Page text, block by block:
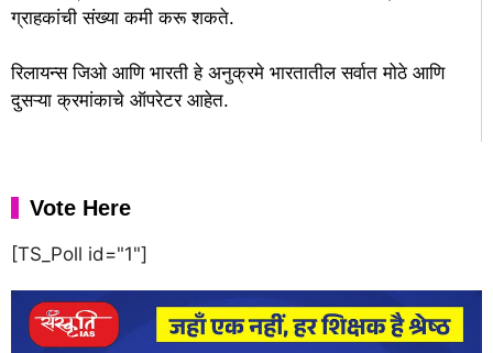
ग्राहकांची संख्या कमी करू शकते.
रिलायन्स जिओ आणि भारती हे अनुक्रमे भारतातील सर्वात मोठे आणि
दुसऱ्या क्रमांकाचे ऑपरेटर आहेत.
Vote Here
[TS_Poll id="1"]